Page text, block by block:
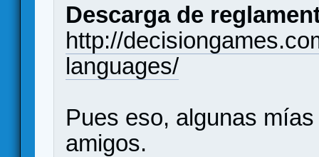
Descarga de
http://
languages/
Pues eso, algunas
amigos.